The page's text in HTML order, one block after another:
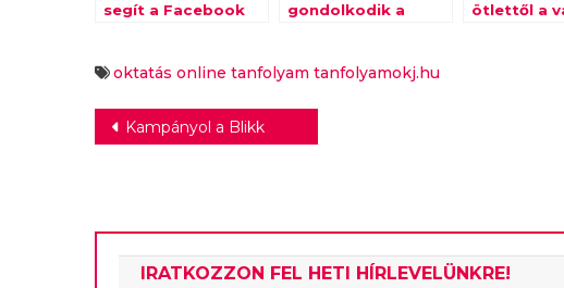
segít a Facebook
gondolkodik a
ötlettől a
oktatás online tanfolyam tanfolyamokj.hu
Bejegyzés
Kampányol a Blikk
IRATKOZZON FEL HETI HÍRLEVELÜNKRE!